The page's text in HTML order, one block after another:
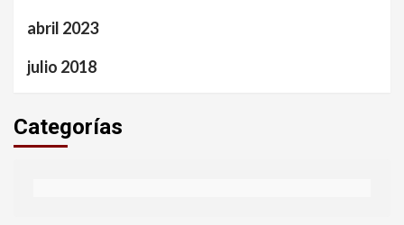
abril 2023
julio 2018
Categorías